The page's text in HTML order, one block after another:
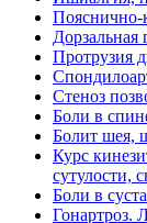
Пояснично-
Дорзальная
Протрузия
Стеноз
Боли в
Болит шея,
Курс
сутулости,
Боли в
Гонартроз.